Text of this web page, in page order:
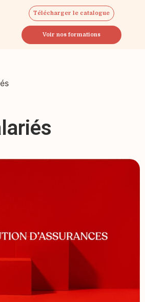
Télécharger le catalogue
Voir nos formations